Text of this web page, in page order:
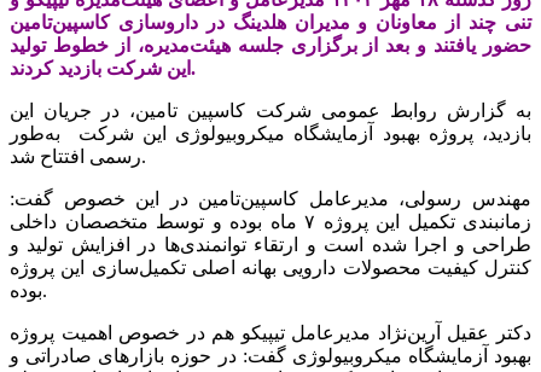
تنی چند از معاونان و مدیران هلدینگ در داروسازی کاسپین‌تامین
حضور یافتند و بعد از برگزاری جلسه هیئت‌مدیره، از خطوط تولید
این شرکت بازدید کردند.
به گزارش روابط عمومی شرکت کاسپین تامین، در جریان این
بازدید، پروژه بهبود آزمایشگاه میکروبیولوژی این شرکت به‌طور
رسمی افتتاح شد.
مهندس رسولی، مدیرعامل کاسپین‌تامین در این خصوص گفت:
زمانبندی تکمیل این پروژه ۷ ماه بوده و توسط متخصصان داخلی
طراحی و اجرا شده است و ارتقاء توانمندی‌ها در افزایش تولید و
کنترل کیفیت محصولات دارویی بهانه اصلی تکمیل‌سازی این پروژه
بوده.
دکتر عقیل آرین‌نژاد مدیرعامل تیپیکو هم در خصوص اهمیت پروژه
بهبود آزمایشگاه میکروبیولوژی گفت: در حوزه بازارهای صادراتی و